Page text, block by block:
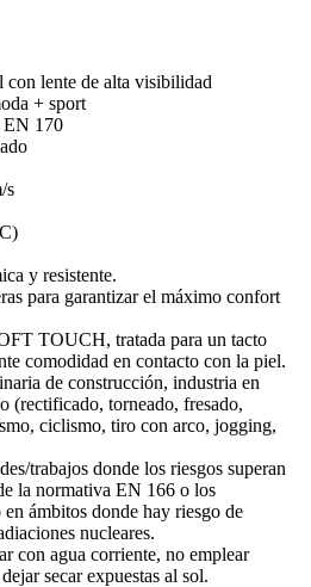
con lente de alta visibilidad
+ sport
EN 170
s
y resistente.
para garantizar el máximo confort
TOUCH, tratada para un tacto
comodidad en contacto con la piel.
de construcción, industria en
(rectificado, torneado, fresado,
ciclismo, tiro con arco, jogging,
trabajos donde los riesgos superan
la normativa EN 166 o los
ámbitos donde hay riesgo de
nucleares.
con agua corriente, no emplear
secar expuestas al sol.